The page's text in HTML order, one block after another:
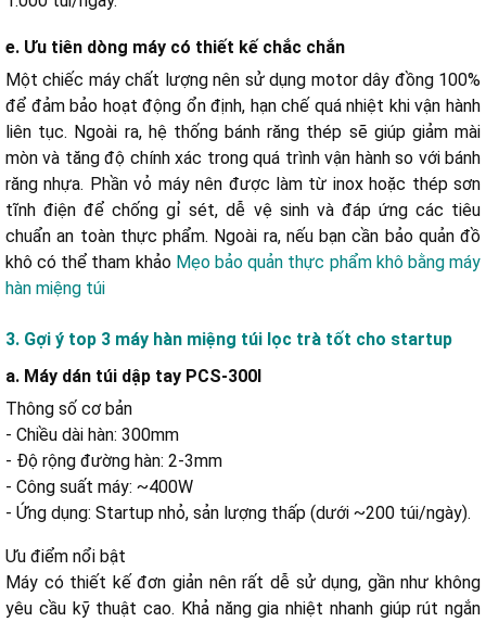
e. Ưu tiên dòng máy có thiết kế chắc chắn
Một chiếc máy chất lượng nên sử dụng motor dây đồng 100%
để đảm bảo hoạt động ổn định, hạn chế quá nhiệt khi vận hành
liên tục. Ngoài ra, hệ thống bánh răng thép sẽ giúp giảm mài
mòn và tăng độ chính xác trong quá trình vận hành so với bánh
răng nhựa. Phần vỏ máy nên được làm từ inox hoặc thép sơn
tĩnh điện để chống gỉ sét, dễ vệ sinh và đáp ứng các tiêu
chuẩn an toàn thực phẩm. Ngoài ra, nếu bạn cần bảo quản đồ
khô có thể tham khảo Mẹo bảo quản thực phẩm khô bằng máy
hàn miệng túi
3. Gợi ý top 3 máy hàn miệng túi lọc trà tốt cho startup
a. Máy dán túi dập tay PCS-300I
Thông số cơ bản
- Chiều dài hàn: 300mm
- Độ rộng đường hàn: 2-3mm
- Công suất máy: ~400W
- Ứng dụng: Startup nhỏ, sản lượng thấp (dưới ~200 túi/ngày).
Ưu điểm nổi bật
Máy có thiết kế đơn giản nên rất dễ sử dụng, gần như không
yêu cầu kỹ thuật cao. Khả năng gia nhiệt nhanh giúp rút ngắn